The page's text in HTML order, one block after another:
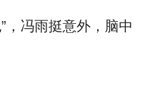
冯雨挺意外，脑中